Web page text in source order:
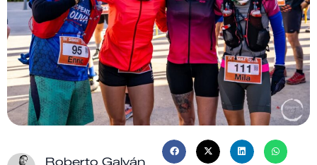
Roberto Galván